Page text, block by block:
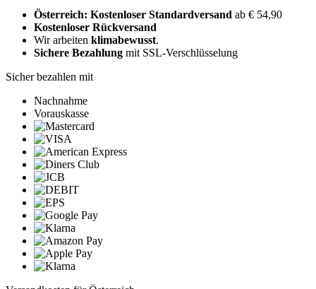
Österreich: Kostenloser Standardversand ab € 54,90
Kostenloser Rückversand
Wir arbeiten klimabewusst.
Sichere Bezahlung mit SSL-Verschlüsselung
Sicher bezahlen mit
Nachnahme
Vorauskasse